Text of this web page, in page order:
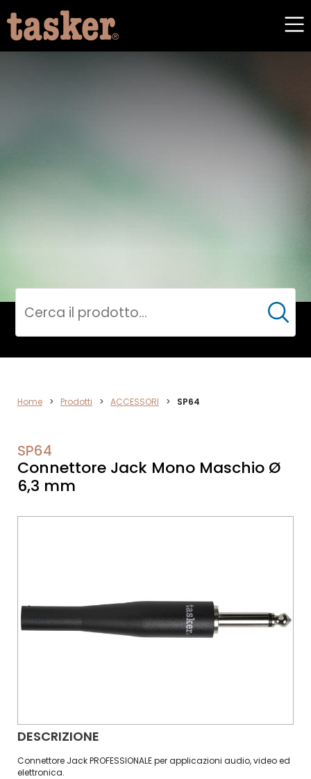
VIDEO
Cerca
Home > Prodotti > ACCESSORI > SP64
SP64
Connettore Jack Mono Maschio Ø
6,3 mm
DESCRIZIONE
Connettore Jack PROFESSIONALE per applicazioni audio, video ed
elettronica.